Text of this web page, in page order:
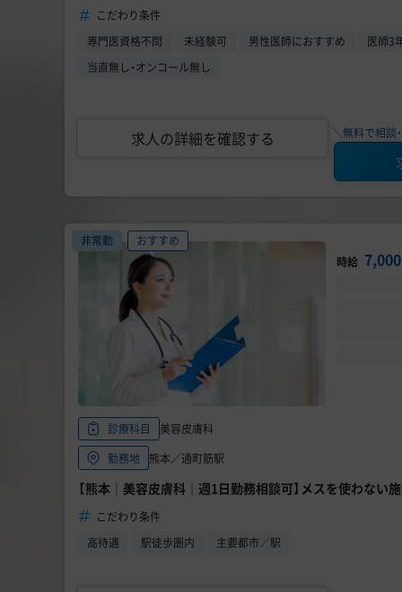
こだわり条件
専門医資格不問
未経験可 男性医師におすすめ
医師3
当直無し・オンコール無し
求人の詳細を確認する ＼無料で相談
非常勤
おすすめ
時給
診療科目
美容皮膚科
勤務地
熊本／通町筋駅
【熊本｜美容皮膚科｜週1日勤務相談可】メスを使わない
こだわり条件
高待遇
駅徒歩圏内 主要都市／駅